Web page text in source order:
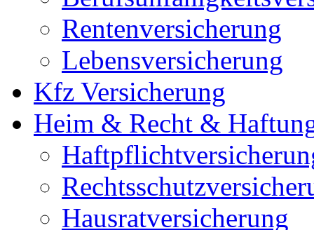
Rentenversicherung
Lebensversicherung
Kfz Versicherung
Heim & Recht &
Hausratversicherung